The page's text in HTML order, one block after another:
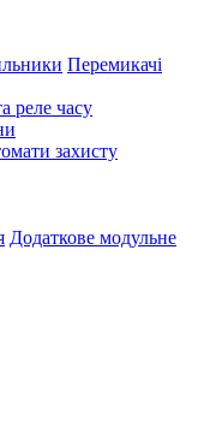
Перемикачі
реле часу
захисту
Додаткове модульне